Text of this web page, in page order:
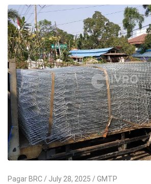
Pagar BRC July 28, 2025 GMTP